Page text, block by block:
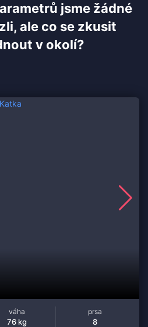
jsme žádné
ale co se zkusit
v okolí?
váha
76 kg
prsa
8